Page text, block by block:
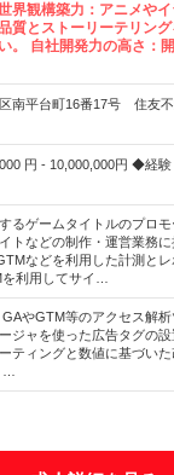
界観構築力：アニメやイ
質とストーリーテリン
。 自社開発力の高さ：
南平台町16番17号 住友
円 - 10,000,000円 ◆経験
るゲームタイトルのプロ
トなどの制作・運営業務
などを利用した計測と
利用してサイ…
やGTM等のアクセス解
ジャを使った広告タグの
ティングと数値に基づい